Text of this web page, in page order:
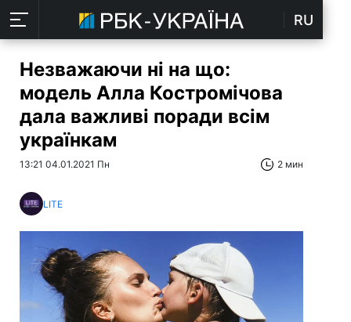
RU
Незважаючи ні на що:
модель Алла Костромічова
дала важливі поради всім
українкам
13:21 04.01.2021 Пн 2 мин
LITE